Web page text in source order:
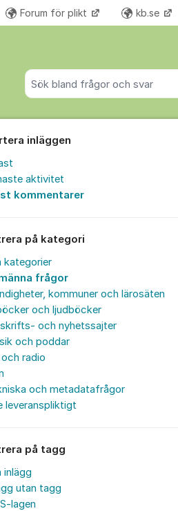
Sök bland alla inlägg
Forum för plikt kb.se
inläggen
aktivitet
kommentarer
på kategori
kategorier
frågor
kommuner och lärosäten
och ljudböcker
och nyhetssajter
och poddar
radio
och metadatafrågor
leveranspliktigt
på tagg
inlägg
utan tagg
lagen